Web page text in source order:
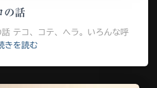
の話
テコ、コテ、ヘラ。いろんな呼
きを読む